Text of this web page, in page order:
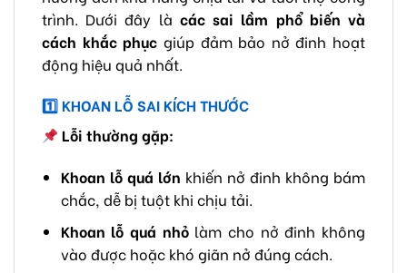
trình. Dưới đây là các sai lầm phổ biến và
cách khắc phục giúp đảm bảo nở đinh hoạt
động hiệu quả nhất.
1️KHOAN LỖ SAI KÍCH THƯỚC
Lỗi thường gặp:
Khoan lỗ quá lớn khiến nở đinh không bám
chắc, dễ bị tuột khi chịu tải.
Khoan lỗ quá nhỏlàm cho nở đinh không
vào được hoặc khó giãn nở đúng cách.